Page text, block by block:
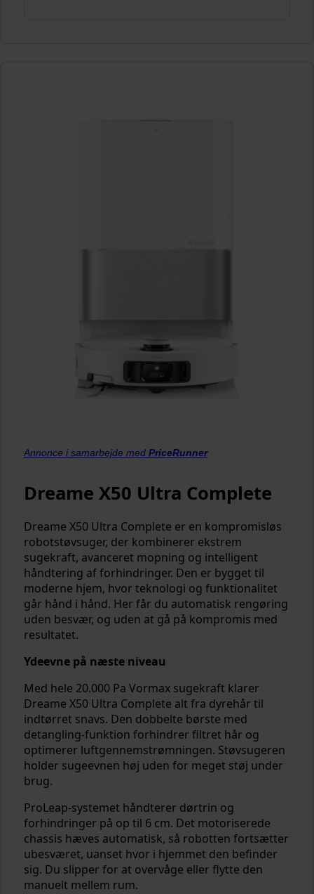
Annonce i samarbejde med PriceRunner
Dreame X50 Ultra Complete
Dreame X50 Ultra Complete er en kompromisløs
robotstøvsuger, der kombinerer ekstrem
sugekraft, avanceret mopning og intelligent
håndtering af forhindringer. Den er bygget til
moderne hjem, hvor teknologi og funktionalitet
går hånd i hånd. Her får du automatisk rengøring
uden besvær, og uden at gå på kompromis med
resultatet.
Ydeevne på næste niveau
Med hele 20.000 Pa Vormax sugekraft klarer
Dreame X50 Ultra Complete alt fra dyrehår til
indtørret snavs. Den dobbelte børste med
detangling-funktion forhindrer filtret hår og
optimerer luftgennemstrømningen. Støvsugeren
holder sugeevnen høj uden for meget støj under
brug.
ProLeap-systemet håndterer dørtrin og
forhindringer på op til 6 cm. Det motoriserede
chassis hæves automatisk, så robotten fortsætter
ubesværet, uanset hvor i hjemmet den befinder
sig. Du slipper for at overvåge eller flytte den
manuelt mellem rum.